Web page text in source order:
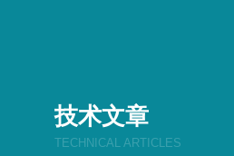
技术文章
TECHNICAL ARTICLES